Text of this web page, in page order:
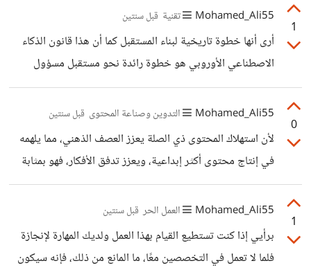
أعمالهم فالجميع الآن أصبح مبدع وهو بالأساس يستخدم الذكاء
الأصطناعي، أما المبدعين الحقيقيين فقد تنحوا جانبا أو أصابهم
الإحباط نتيجة لصعوبة المنافسة مع الآله أما هذه القوانين
فستعيد إليهم الأمل مره أخرى.
1
Mohamed_Ali55 تقنية قبل سنتين
أرى أنها خطوة تاريخية لبناء المستقبل كما أن هذا قانون الذكاء
الاصطناعي الأوروبي هو خطوة رائدة نحو مستقبل مسؤول
للذكاء الاصطناعي، فهو يوازن بين حماية حقوق المواطنين
وتعزيز الابتكار في مجال الذكاء الاصطناعي.
0
Mohamed_Ali55 التدوين وصناعة المحتوى قبل سنتين
لأن استهلاك المحتوى ذي الصلة يعزز العصف الذهني، مما يلهمه
في إنتاج محتوى أكثر إبداعية، ويعزز تدفق الأفكار، فهو بمثابة
تغذية بصرية لصناع المحتوى هذا هو لب الموضوع فكما ذكرت
فإن العصف الذهني يعزز تدفق الأفكار، كما أن استلهام الأفكار
ينتج نتيجة استهلاك المحتوى، فيولد أفكارا جديدة وظهور
إبداعات أكثر دقة ووضوحا وإثارة وجاذبية.
1
Mohamed_Ali55 العمل الحر قبل سنتين
برأيي إذا كنت تستطيع القيام بهذا العمل ولديك المهارة لإنجازة
فلما لا تعمل في التخصصين معًا، ما المانع من ذلك، فإنه سيكون